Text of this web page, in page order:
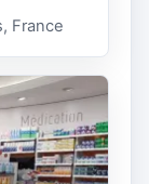
France